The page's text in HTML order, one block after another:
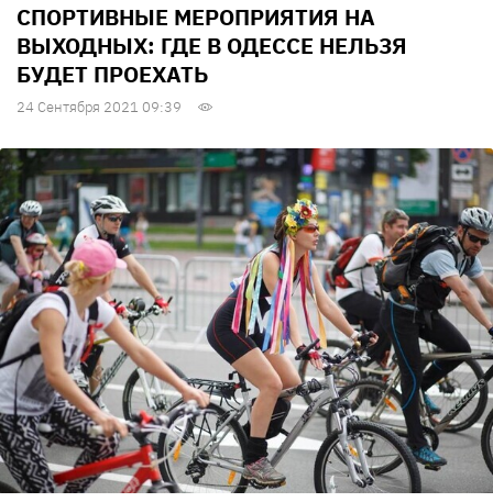
СПОРТИВНЫЕ МЕРОПРИЯТИЯ НА
ВЫХОДНЫХ: ГДЕ В ОДЕССЕ НЕЛЬЗЯ
БУДЕТ ПРОЕХАТЬ
24 Сентября 2021 09:39